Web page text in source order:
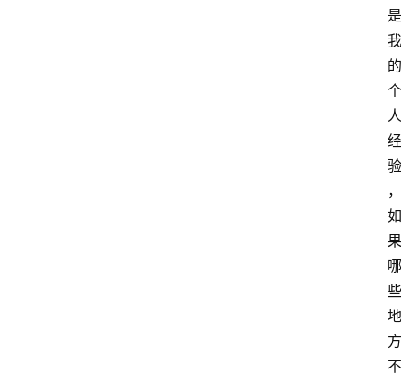
是
我
的
个
人
经
验
，
如
果
哪
些
地
方
不